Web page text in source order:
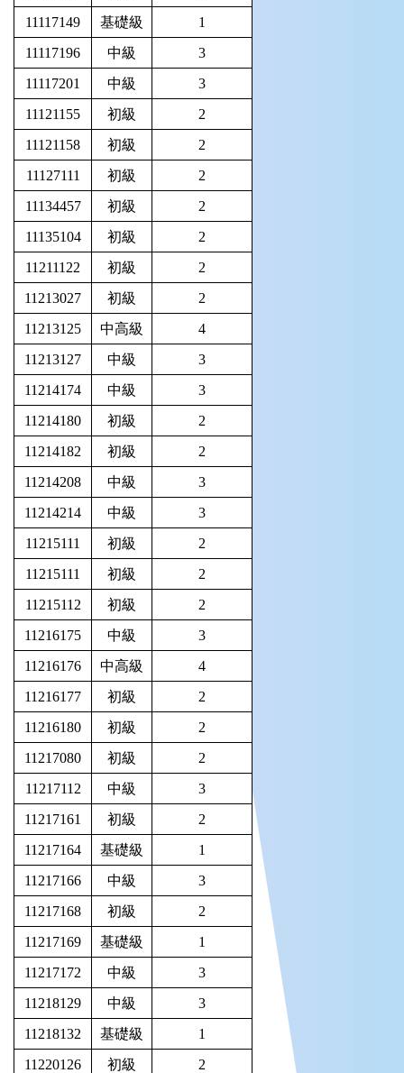
11117149
基礎級
1
11117196
中級
3
11117201
中級
3
11121155
初級
2
11121158
初級
2
11127111
初級
2
11134457
初級
2
11135104
初級
2
11211122
初級
2
11213027
初級
2
11213125
中高級
4
11213127
中級
3
11214174
中級
3
11214180
初級
2
11214182
初級
2
11214208
中級
3
11214214
中級
3
11215111
初級
2
11215111
初級
2
11215112
初級
2
11216175
中級
3
11216176
中高級
4
11216177
初級
2
11216180
初級
2
11217080
初級
2
11217112
中級
3
11217161
初級
2
11217164
基礎級
1
11217166
中級
3
11217168
初級
2
11217169
基礎級
1
11217172
中級
3
11218129
中級
3
11218132
基礎級
1
11220126
初級
2